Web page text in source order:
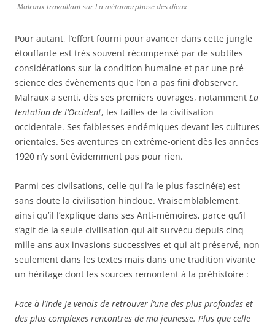
Malraux travaillant sur La métamorphose des dieux
Pour autant, l’effort fourni pour avancer dans cette jungle
étouffante est trés souvent récompensé par de subtiles
considérations sur la condition humaine et par une pré-
science des évènements que l’on a pas fini d’observer.
Malraux a senti, dès ses premiers ouvrages, notamment La
tentation de l’Occident, les failles de la civilisation
occidentale. Ses faiblesses endémiques devant les cultures
orientales. Ses aventures en extrême-orient dès les années
1920 n’y sont évidemment pas pour rien.
Parmi ces civilsations, celle qui l’a le plus fasciné(e) est
sans doute la civilisation hindoue. Vraisemblablement,
ainsi qu’il l’explique dans ses Anti-mémoires, parce qu’il
s’agit de la seule civilisation qui ait survécu depuis cinq
mille ans aux invasions successives et qui ait préservé, non
seulement dans les textes mais dans une tradition vivante
un héritage dont les sources remontent à la préhistoire :
Face à l’Inde Je venais de retrouver l’une des plus profondes et
des plus complexes rencontres de ma jeunesse. Plus que celle